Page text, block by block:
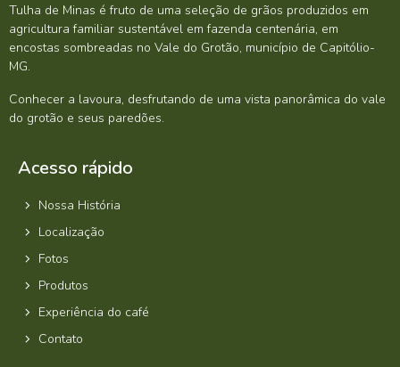
Tulha de Minas é fruto de uma seleção de grãos produzidos em
agricultura familiar sustentável em fazenda centenária, em
encostas sombreadas no Vale do Grotão, município de Capitólio-
MG.
Conhecer a lavoura, desfrutando de uma vista panorâmica do vale
do grotão e seus paredões.
Acesso rápido
Nossa História
Localização
Fotos
Produtos
Experiência do café
Contato